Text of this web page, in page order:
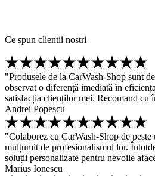
Ce spun clientii nostri
"Produsele de la CarWash-Shop sunt
observat o diferență imediată în
satisfacția clienților mei. Recomand cu
Andrei Popescu
"Colaborez cu CarWash-Shop de peste
mulțumit de profesionalismul lor.
soluții personalizate pentru nevoile
Marius Ionescu